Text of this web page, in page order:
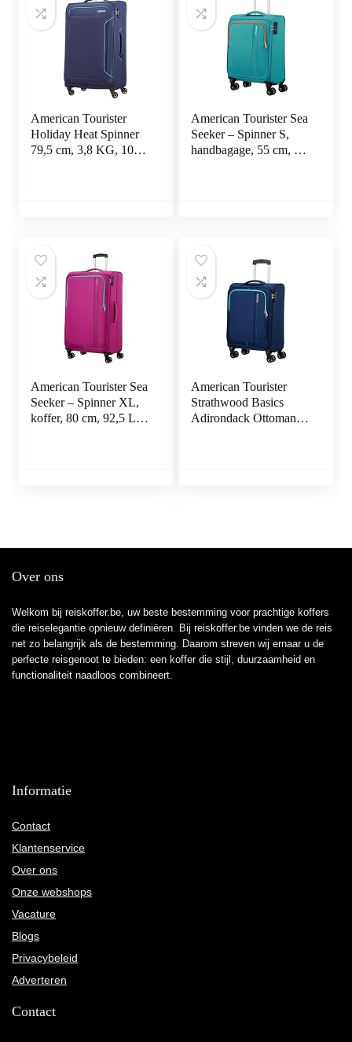
American Tourister
Holiday Heat Spinner
79,5 cm, 3,8 KG, 108
American Tourister Sea
Seeker – Spinner S,
handbagage, 55 cm, 36
American Tourister Sea
Seeker – Spinner XL,
koffer, 80 cm, 92,5 L,
American Tourister
Strathwood Basics
Adirondack Ottoman,
Over ons
Welkom bij reiskoffer.be, uw beste bestemming voor prachtige koffers
die reiselegantie opnieuw definiëren. Bij reiskoffer.be vinden we de reis
net zo belangrijk als de bestemming. Daarom streven wij ernaar u de
perfecte reisgenoot te bieden: een koffer die stijl, duurzaamheid en
functionaliteit naadloos combineert.
Informatie
Contact
Klantenservice
Over ons
Onze webshops
Vacature
Blogs
Privacybeleid
Adverteren
Contact